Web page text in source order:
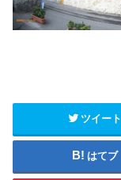
ツイート
はてブ